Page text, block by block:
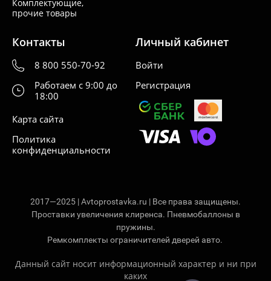
Комплектующие,
прочие товары
Контакты
8 800 550-70-92
Работаем с 9:00 до
18:00
Карта сайта
Политика
конфиденциальности
Личный кабинет
Войти
Регистрация
2017—2025 | Avtoprostavka.ru | Все права защищены.
Проставки увеличения клиренса. Пневмобаллоны в
пружины.
Ремкомплекты ограничителей дверей авто.
Данный сайт носит информационный характер и ни при
каких